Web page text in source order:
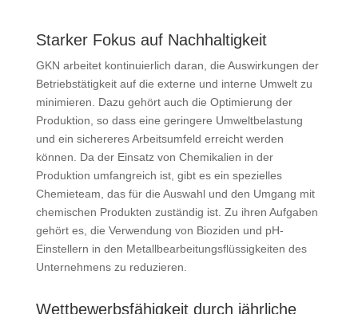
Starker Fokus auf Nachhaltigkeit
GKN arbeitet kontinuierlich daran, die Auswirkungen der
Betriebstätigkeit auf die externe und interne Umwelt zu
minimieren. Dazu gehört auch die Optimierung der
Produktion, so dass eine geringere Umweltbelastung
und ein sichereres Arbeitsumfeld erreicht werden
können. Da der Einsatz von Chemikalien in der
Produktion um­fang­reich ist, gibt es ein spezielles
Chemieteam, das für die Auswahl und den Umgang mit
chemischen Pro­dukten zuständig ist. Zu ihren Aufgaben
gehört es, die Verwendung von Bioziden und pH-
Einstellern in den Metallbearbeitungsflüssigkeiten des
Unternehmens zu reduzieren.
Wettbewerbsfähigkeit durch jährliche